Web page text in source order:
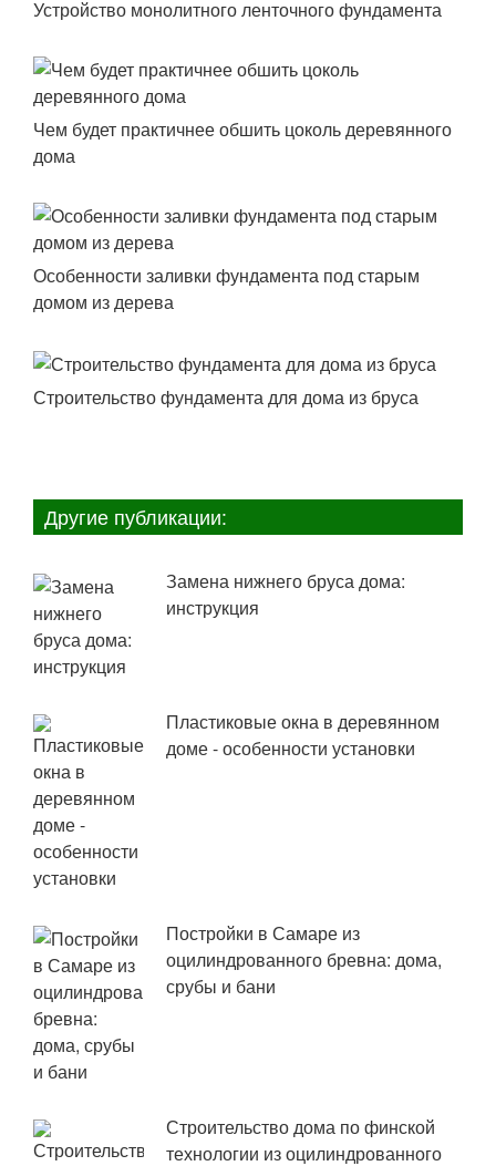
Устройство монолитного ленточного фундамента
Чем будет практичнее обшить цоколь деревянного
дома
Особенности заливки фундамента под старым
домом из дерева
Строительство фундамента для дома из бруса
Другие публикации:
Замена нижнего бруса дома:
инструкция
Пластиковые окна в деревянном
доме - особенности установки
Постройки в Самаре из
оцилиндрованного бревна: дома,
срубы и бани
Строительство дома по финской
технологии из оцилиндрованного